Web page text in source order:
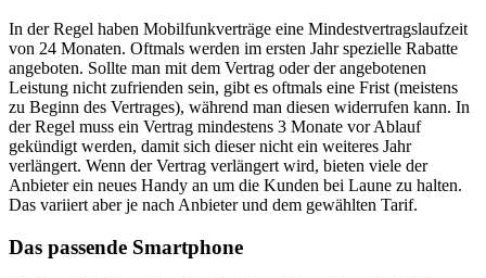
In der Regel haben Mobilfunkverträge eine Mindestvertragslaufzeit
von 24 Monaten. Oftmals werden im ersten Jahr spezielle Rabatte
angeboten. Sollte man mit dem Vertrag oder der angebotenen
Leistung nicht zufrienden sein, gibt es oftmals eine Frist (meistens
zu Beginn des Vertrages), während man diesen widerrufen kann. In
der Regel muss ein Vertrag mindestens 3 Monate vor Ablauf
gekündigt werden, damit sich dieser nicht ein weiteres Jahr
verlängert. Wenn der Vertrag verlängert wird, bieten viele der
Anbieter ein neues Handy an um die Kunden bei Laune zu halten.
Das variiert aber je nach Anbieter und dem gewählten Tarif.
Das passende Smartphone